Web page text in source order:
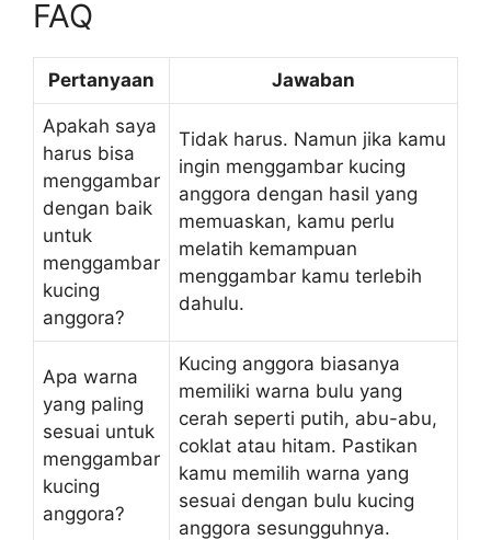
FAQ
Pertanyaan Jawaban
Apakah saya
harus bisa
menggambar
dengan baik
untuk
menggambar
kucing
anggora?
Tidak harus. Namun jika kamu
ingin menggambar kucing
anggora dengan hasil yang
memuaskan, kamu perlu
melatih kemampuan
menggambar kamu terlebih
dahulu.
Apa warna
yang paling
sesuai untuk
menggambar
kucing
anggora?
Kucing anggora biasanya
memiliki warna bulu yang
cerah seperti putih, abu-abu,
coklat atau hitam. Pastikan
kamu memilih warna yang
sesuai dengan bulu kucing
anggora sesungguhnya.